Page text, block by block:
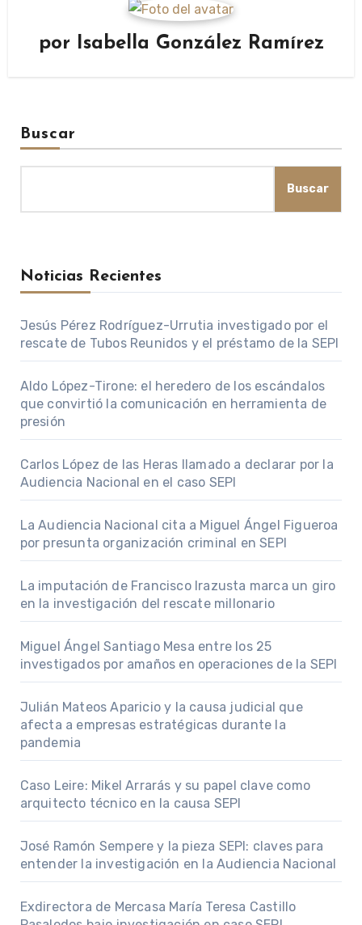
por Isabella González Ramírez
Buscar
Buscar
Noticias Recientes
Jesús Pérez Rodríguez-Urrutia investigado por el
rescate de Tubos Reunidos y el préstamo de la SEPI
Aldo López-Tirone: el heredero de los escándalos
que convirtió la comunicación en herramienta de
presión
Carlos López de las Heras llamado a declarar por la
Audiencia Nacional en el caso SEPI
La Audiencia Nacional cita a Miguel Ángel Figueroa
por presunta organización criminal en SEPI
La imputación de Francisco Irazusta marca un giro
en la investigación del rescate millonario
Miguel Ángel Santiago Mesa entre los 25
investigados por amaños en operaciones de la SEPI
Julián Mateos Aparicio y la causa judicial que
afecta a empresas estratégicas durante la
pandemia
Caso Leire: Mikel Arrarás y su papel clave como
arquitecto técnico en la causa SEPI
José Ramón Sempere y la pieza SEPI: claves para
entender la investigación en la Audiencia Nacional
Exdirectora de Mercasa María Teresa Castillo